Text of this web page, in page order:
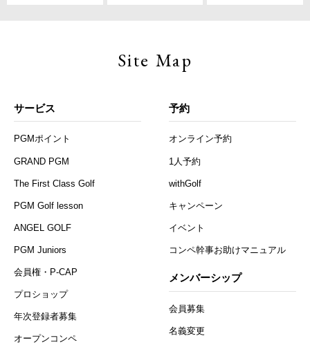
Site Map
サービス
PGMポイント
GRAND PGM
The First Class Golf
PGM Golf lesson
ANGEL GOLF
PGM Juniors
会員権・P-CAP
プロショップ
年次登録者募集
オープンコンペ
予約
オンライン予約
1人予約
withGolf
キャンペーン
イベント
コンペ幹事お助けマニュアル
メンバーシップ
会員募集
名義変更